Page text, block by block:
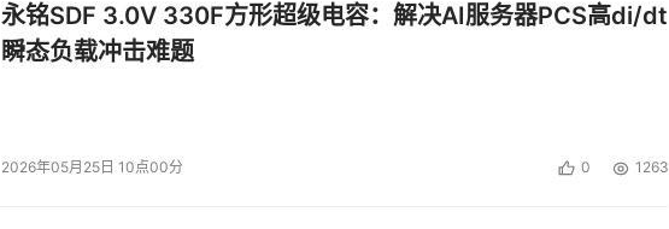
永铭SDF 3.0V 330F方形超级电容：解决AI服务器PCS高di/dt
瞬态负载冲击难题
2026年05月25日 10点00分 0 1263